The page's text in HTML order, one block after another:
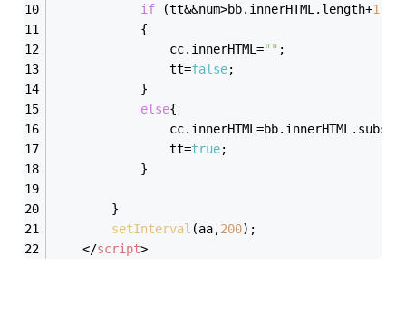
if (tt&&num>bb.innerHTML.length+1
			{
				cc.innerHTML=
"" ;
				tt=
false;
			}
else{
				tt=
true;
			}
		}
setInterval (aa,200);
</script>